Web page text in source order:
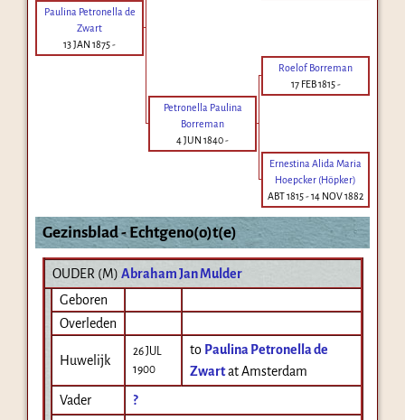
Paulina Petronella de
Zwart
13 JAN 1875-
Roelof Borreman
17 FEB 1815-
Petronella Paulina
Borreman
4 JUN 1840-
Ernestina Alida Maria
Hoepcker (Höpker)
ABT 1815-14 NOV 1882
Gezinsblad - Echtgeno(o)t(e)
OUDER (M) Abraham Jan Mulder
Geboren
Overleden
Huwelijk
26 JUL
1900
to Paulina Petronella de
Zwart at Amsterdam
Vader
?